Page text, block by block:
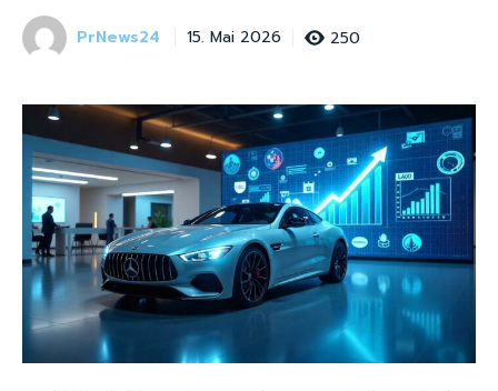
PrNews24 15. Mai 2026 250